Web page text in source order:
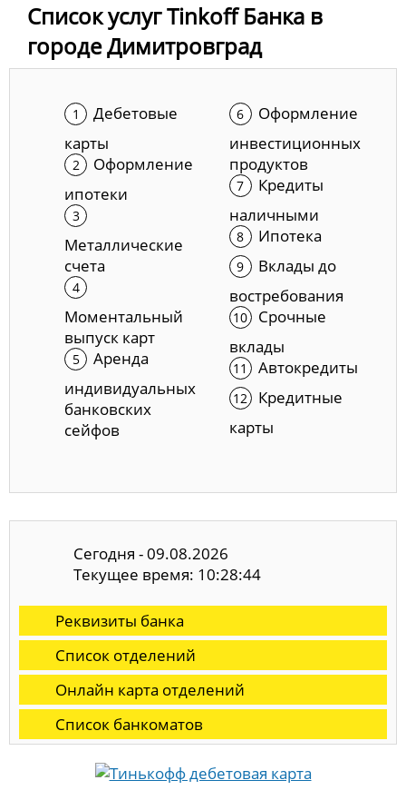
Список услуг Tinkoff Банка в
городе Димитровград
Дебетовые
карты
Оформление
ипотеки
Металлические
счета
Моментальный
выпуск карт
Аренда
индивидуальных
банковских
сейфов
Оформление
инвестиционных
продуктов
Кредиты
наличными
Ипотека
Вклады до
востребования
Срочные
вклады
Автокредиты
Кредитные
карты
Сегодня - 09.08.2026
Текущее время: 10:28:44
Реквизиты банка
Список отделений
Онлайн карта отделений
Список банкоматов